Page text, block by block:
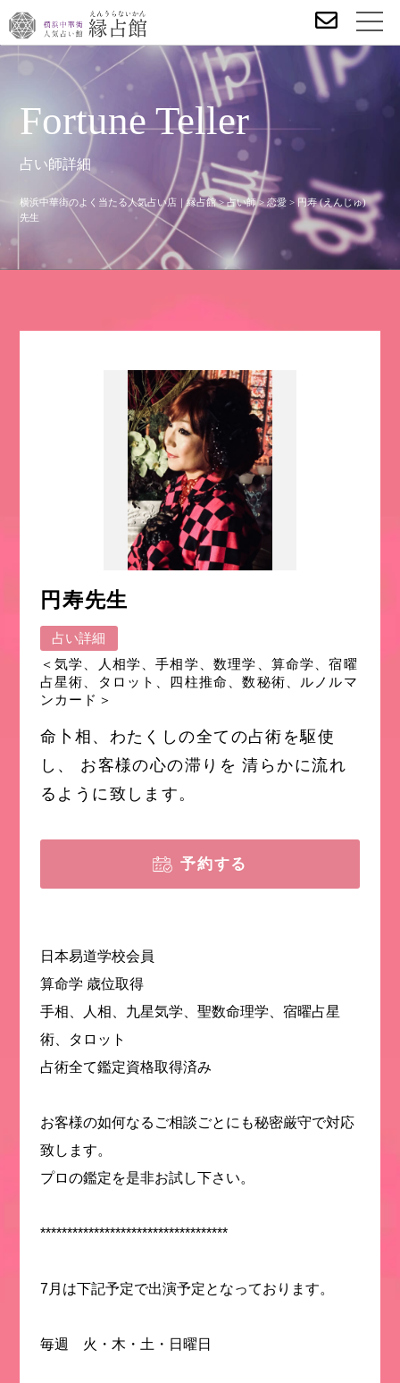
Fortune Teller
占い師詳細
横浜中華街のよく当たる人気占い店｜縁占館>占い師>恋愛 >円寿 (えんじゅ)
先生
円寿先生
占い詳細
＜気学、人相学、手相学、数理学、算命学、宿曜
占星術、タロット、四柱推命、数秘術、ルノルマ
ンカード＞
命卜相、わたくしの全ての占術を駆使
し、 お客様の心の滞りを 清らかに流れ
るように致します。
予約する
日本易道学校会員
算命学 歳位取得
手相、人相、九星気学、聖数命理学、宿曜占星
術、タロット
占術全て鑑定資格取得済み
お客様の如何なるご相談ごとにも秘密厳守で対応
致します。
プロの鑑定を是非お試し下さい。
***********************************
7月は下記予定で出演予定となっております。
毎週 火・木・土・日曜日